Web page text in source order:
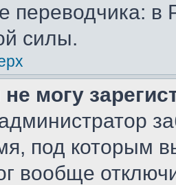
переводчика: в
силы.
могу
под которым
вообще